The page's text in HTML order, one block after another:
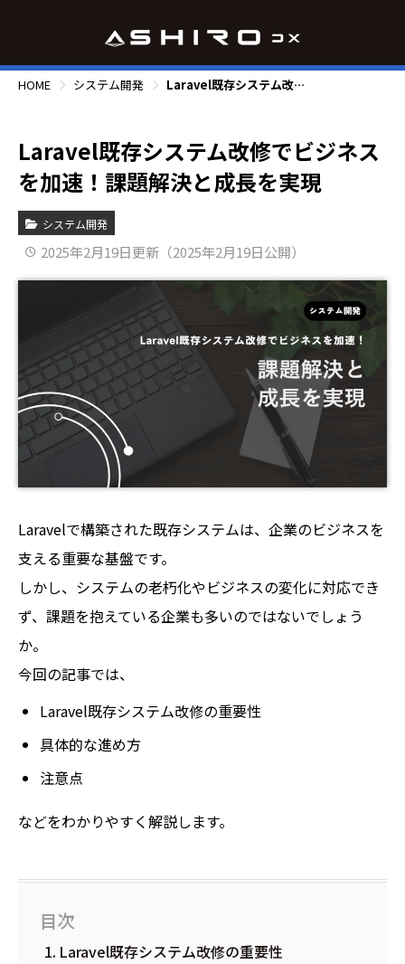
HOME システム開発 Laravel既存システム改修でビジネスを加速！課題解決と成長を実現
Laravel既存システム改修でビジネス
を加速！課題解決と成長を実現
システム開発
2025年2月19日更新（2025年2月19日公開）
Laravelで構築された既存システムは、企業のビジネスを
支える重要な基盤です。
しかし、システムの老朽化やビジネスの変化に対応でき
ず、課題を抱えている企業も多いのではないでしょう
か。
今回の記事では、
Laravel既存システム改修の重要性
具体的な進め方
注意点
などをわかりやすく解説します。
目次
Laravel既存システム改修の重要性